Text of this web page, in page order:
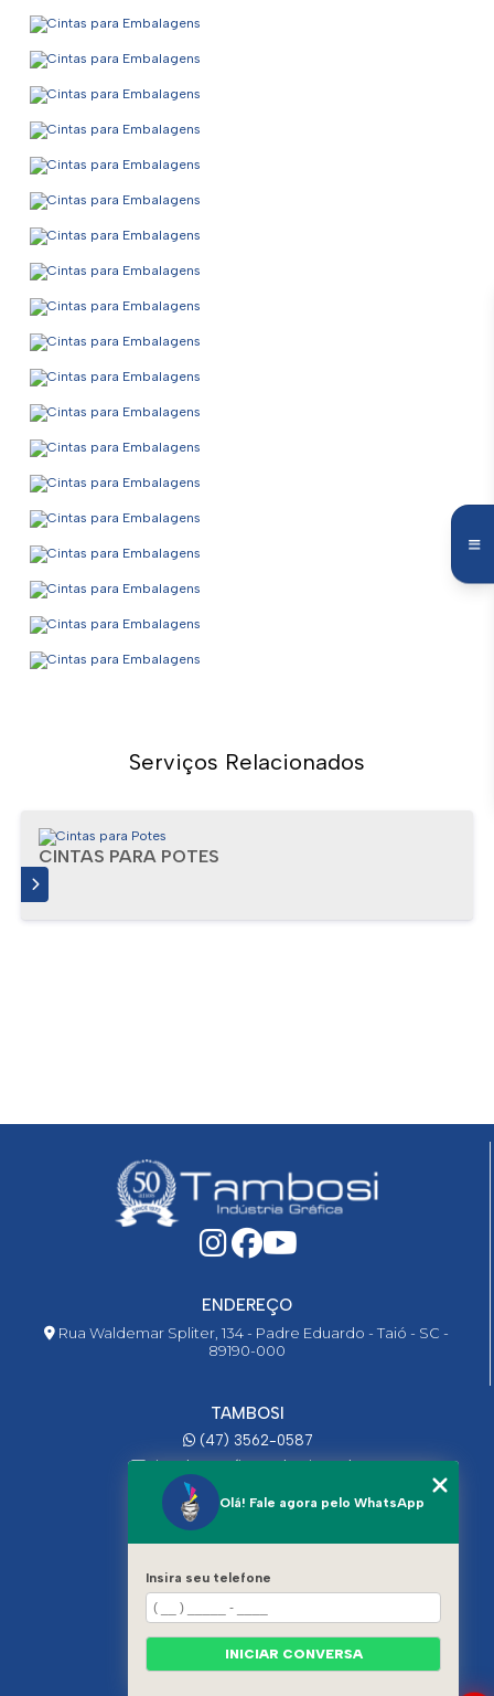
Serviços Relacionados
CINTAS PARA POTES
ENDEREÇO
Rua Waldemar Spliter, 134 - Padre Eduardo - Taió - SC -
89190-000
TAMBOSI
(47) 3562-0587
ricardo@graficatambosi.com.br
QUEM SOMOS
INDÚSTRIA
SORVETE
CHOCOLATE
BOBINAS
EMBALAGENS - CAIXAS
Olá! Fale agora pelo WhatsApp
Insira seu telefone
INICIAR CONVERSA